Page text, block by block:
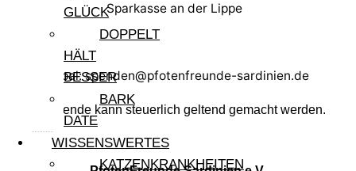
GLÜCK
DOPPELT
HÄLT
BESSER
BARK
DATE
WISSENSWERTES
KATZENKRANKHEITEN
Sparkasse an der Lippe
Paypal: spenden@pfotenfreunde-sardinien.de
Ihre Spende kann steuerlich geltend gemacht werden.